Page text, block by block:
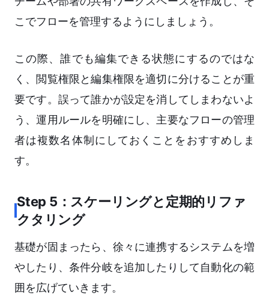
こでフローを管理するようにしましょう。
この際、誰でも編集できる状態にするのではな
く、閲覧権限と編集権限を適切に分けることが重
要です。誤って誰かが設定を消してしまわないよ
う、運用ルールを明確にし、主要なフローの管理
者は複数名体制にしておくことをおすすめしま
す。
Step 5：スケーリングと定期的リファ
クタリング
基礎が固まったら、徐々に連携するシステムを増
やしたり、条件分岐を追加したりして自動化の範
囲を広げていきます。